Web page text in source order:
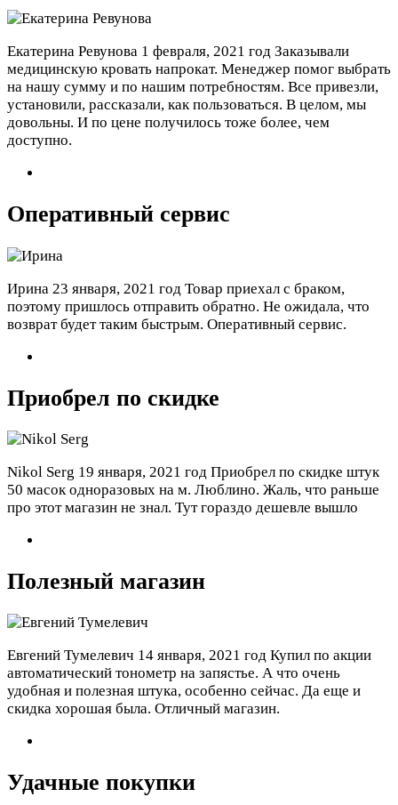
Екатерина Ревунова 1 февраля, 2021 год Заказывали
медицинскую кровать напрокат. Менеджер помог выбрать
на нашу сумму и по нашим потребностям. Все привезли,
установили, рассказали, как пользоваться. В целом, мы
довольны. И по цене получилось тоже более, чем
доступно.
Оперативный сервис
Ирина 23 января, 2021 год Товар приехал с браком,
поэтому пришлось отправить обратно. Не ожидала, что
возврат будет таким быстрым. Оперативный сервис.
Приобрел по скидке
Nikol Serg 19 января, 2021 год Приобрел по скидке штук
50 масок одноразовых на м. Люблино. Жаль, что раньше
про этот магазин не знал. Тут гораздо дешевле вышло
Полезный магазин
Евгений Тумелевич 14 января, 2021 год Купил по акции
автоматический тонометр на запястье. А что очень
удобная и полезная штука, особенно сейчас. Да еще и
скидка хорошая была. Отличный магазин.
Удачные покупки